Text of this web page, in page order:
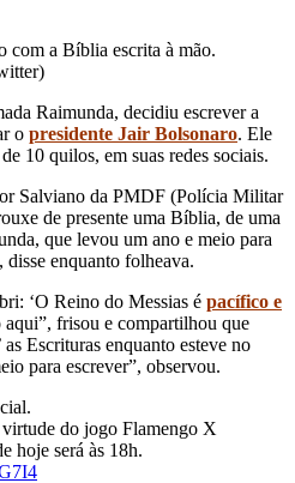
com a Bíblia escrita à mão.
Raimunda, decidiu escrever a
o presidente Jair Bolsonaro. Ele
10 quilos, em suas redes sociais.
Salviano da PMDF (Polícia Militar
de presente uma Bíblia, de uma
que levou um ano e meio para
disse enquanto folheava.
‘O Reino do Messias é pacífico e
aqui”, frisou e compartilhou que
as Escrituras enquanto esteve no
para escrever”, observou.
do jogo Flamengo X
hoje será às 18h.